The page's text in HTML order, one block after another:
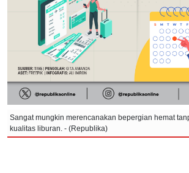
Sangat mungkin merencanakan bepergian hemat
kualitas liburan. - (Republika)